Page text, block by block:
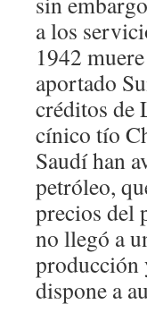
a los
1942
aportado
créditos de
cínico tío
Saudí han
petróleo,
precios del
no llegó a
producción
dispone a